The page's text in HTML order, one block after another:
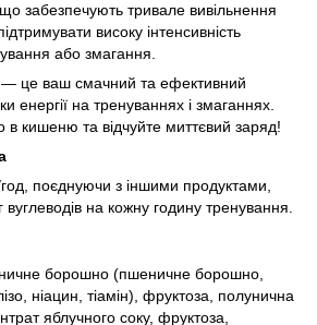
забезпечують тривале вивільнення
високу інтенсивність
або змагання.
— це ваш смачний та ефективний
енергії на тренуваннях і змаганнях.
в кишеню та відчуйте миттєвий заряд!
поєднуючи з іншими продуктами,
на кожну годину тренування.
борошно (пшеничне борошно,
ніацин, тіамін), фруктоза, полунична
яблучного соку, фруктоза,